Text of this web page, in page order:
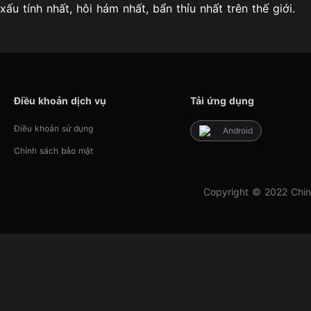
xấu tính nhất, hôi hám nhất, bẩn thỉu nhất trên thế giới.
Điều khoản dịch vụ
Điều khoản sử dụng
Chính sách bảo mật
Tải ứng dụng
Android
Copyright © 2022